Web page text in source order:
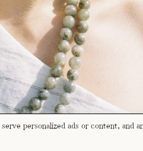
personalized ads or content,